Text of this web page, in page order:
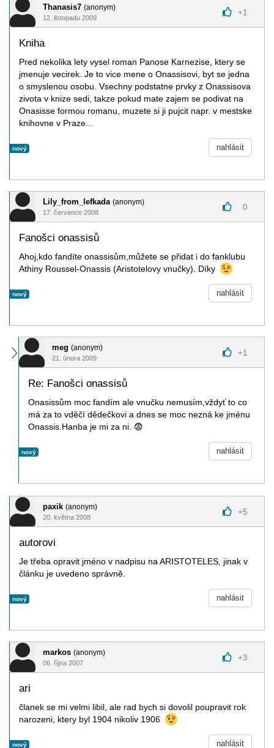
Thanasis7 (anonym)
12. listopadu 2009
+1
Kniha
Pred nekolika lety vysel roman Panose Karnezise, ktery se
jmenuje vecirek. Je to vice mene o Onassisovi, byt se jedna
o smyslenou osobu. Vsechny podstatne prvky z Onassisova
zivota v knize sedi, takze pokud mate zajem se podivat na
Onasisse formou romanu, muzete si ji pujcit napr. v mestske
knihovne v Praze...
nový nahlásit
Lily_from_lefkada (anonym)
17. července 2008
0
Fanošci onassisů
Ahoj,kdo fandíte onassisům,můžete se přidat i do fanklubu
Athiny Roussel-Onassis (Aristotelovy vnučky). Díky
nový nahlásit
meg (anonym)
21. února 2009
+1
Re: Fanošci onassisů
Onasissům moc fandím ale vnučku nemusím,vždyť to co
má za to vděčí dědečkovi a dnes se moc nezná ke jménu
Onassis.Hanba je mi za ni. 😨
nový nahlásit
paxik (anonym)
20. května 2008
+5
autorovi
Je třeba opravit jméno v nadpisu na ARISTOTELES, jinak v
článku je uvedeno správně.
nový nahlásit
markos (anonym)
06. října 2007
+3
ari
članek se mi velmi libil, ale rad bych si dovolil poupravit rok
narozeni, ktery byl 1904 nikoliv 1906
nový nahlásit